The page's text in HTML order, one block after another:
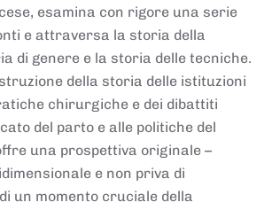
esamina con rigore una serie
e attraversa la storia della
di genere e la storia delle tecniche.
della storia delle istituzioni
chirurgiche e dei dibattiti
del parto e alle politiche del
una prospettiva originale –
e non priva di
un momento cruciale della